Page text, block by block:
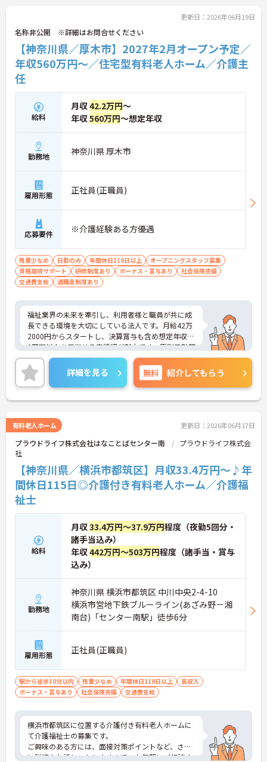
付企業年金や退職金、充実した福利厚生も整ってお
り、役職者として腰を据えて長期的にキャリアを築
ける環境です。
★おすすめPOINT★
【高水準の給与と充実の手当】
・年間賞与に加えて決算賞与の支給実績あり
・確定給付企業年金など将来を見据えた制度
【メリハリのある働きやすさ】
・残業は月平均5時間程度でプライベート充実
・原則日勤帯を基本とした生活しやすい勤務体制
・年間休日110日と誕生日休暇や有給取得推奨
更新日：2026年06月19日
名称非公開 ※詳細はお問合せください
【神奈川県／厚木市】2027年2月オープン予定／
年収560万円～／住宅型有料老人ホーム／介護主
任
給料
月収42.2万円～
年収560万円～想定年収
勤務地 神奈川県 厚木市
雇用形態 正社員(正職員)
応募要件 ※介護経験ある方優遇
残業少なめ 日勤のみ 年間休日110日以上
オープニングスタッフ募集
資格取得サポート
研修制度あり ボーナス・賞与あり
社会保険完備
交通費支給
退職金制度あり
福祉業界の未来を牽引し、利用者様と職員が共に成
長できる環境を大切にしている法人です。月給42万
2000円からスタートし、決算賞与も含め想定年収56
0万円以上を目指せる高待遇が魅力です。原則日勤帯
を基本とした勤務で、残業は月平均5時間程度と少
なく、年間休日110日＋誕生日休暇が用意されてい
るため、メリハリのある働き方が可能です。現場で
のケア業務に加え、スタッフ教育や品質研修などの
マネジメント業務をお任せするため、介護福祉士と
付企業年金や退職金、充実した福利厚生も整ってお
り、役職者として腰を据えて長期的にキャリアを築
ける環境です。
★おすすめPOINT★
【高水準の給与と充実の手当】
・想定年収560万円以上を目指せる好待遇
・年間賞与に加えて決算賞与の支給実績あり
・確定給付企業年金など将来を見据えた制度
【メリハリのある働きやすさ】
・残業は月平均5時間程度でプライベート充実
・原則日勤帯を基本とした生活しやすい勤務体制
・年間休日110日と誕生日休暇や有給取得推奨
詳細を見る 無料 紹介してもらう
有料老人ホーム 更新日：2026年06月17日
プラウドライフ株式会社はなことばセンター南
プラウドライフ株式会
社
【神奈川県／横浜市都筑区】月収33.4万円～♪年
間休日115日◎介護付き有料老人ホーム／介護福
祉士
給料
月収33.4万円～37.9万円程度（夜勤5回分・
諸手当込み）
年収442万円～503万円程度（諸手当・賞与
込み）
勤務地
神奈川県 横浜市都筑区 中川中央2-4-10
横浜市営地下鉄ブルーライン(あざみ野－湘
南台)「センター南駅」徒歩6分
雇用形態 正社員(正職員)
駅から徒歩10分以内 残業少なめ 年間休日110日以上
高収入
ボーナス・賞与あり
社会保険完備 交通費支給
横浜市都筑区に位置する介護付き有料老人ホームに
て介護福祉士の募集です。
ご興味のある方には、面接対策ポイントなど、さら
に詳細をお話しいたしますので、お気軽にご相談く